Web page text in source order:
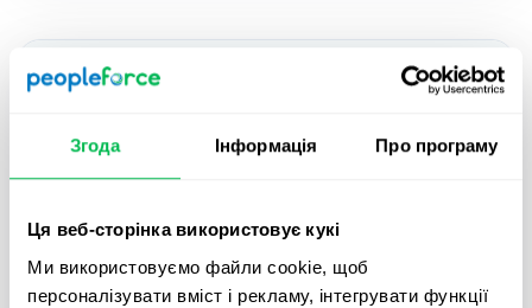
Згода Інформація Про програму
Ця веб-сторінка використовує кукі
Ми використовуємо файли cookie, щоб
персоналізувати вміст і рекламу, інтегрувати функції
2021-07-15